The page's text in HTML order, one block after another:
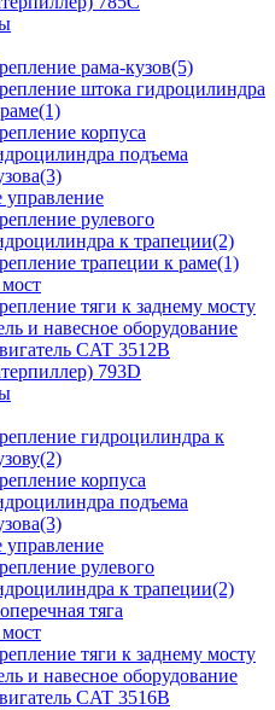
рама-кузов(5)
штока гидроцилиндра
корпуса
подъема
управление
рулевого
к трапеции(2)
трапеции к раме(1)
тяги к заднему мосту
и навесное оборудование
CAT 3512B
793D
гидроцилиндра к
корпуса
подъема
управление
рулевого
к трапеции(2)
тяга
тяги к заднему мосту
и навесное оборудование
CAT 3516B